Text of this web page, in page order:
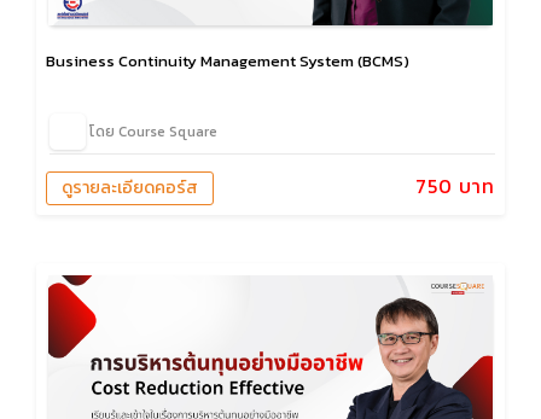
Business Continuity Management System (BCMS)
โดย Course Square
750 บาท
ดูรายละเอียดคอร์ส